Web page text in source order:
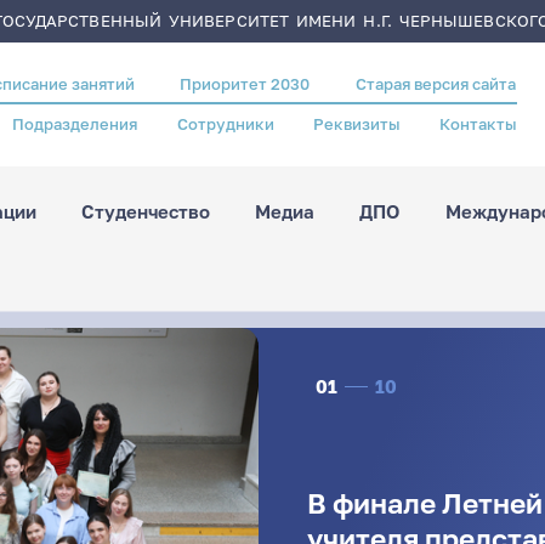
УНИВЕРСИТЕТ ИМЕНИ Н.Г.
занятий Приоритет 2030 Старая версия сайта
Подразделения Сотрудники Реквизиты Контакты
Студенчество Медиа ДПО
01 10
В финале